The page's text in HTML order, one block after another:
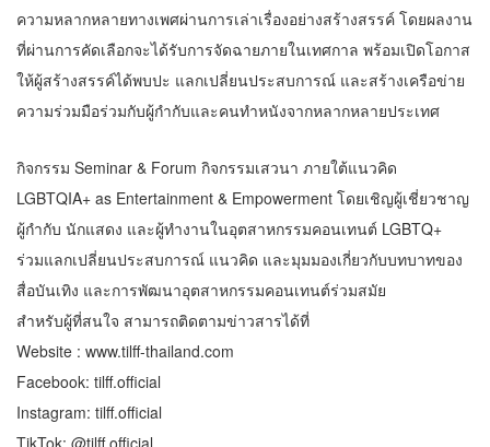
ความหลากหลายทางเพศผ่านการเล่าเรื่องอย่างสร้างสรรค์ โดยผลงาน
ที่ผ่านการคัดเลือกจะได้รับการจัดฉายภายในเทศกาล พร้อมเปิดโอกาส
ให้ผู้สร้างสรรค์ได้พบปะ แลกเปลี่ยนประสบการณ์ และสร้างเครือข่าย
ความร่วมมือร่วมกับผู้กำกับและคนทำหนังจากหลากหลายประเทศ
​กิจกรรม Seminar & Forum กิจกรรมเสวนา ภายใต้แนวคิด
LGBTQIA+ as Entertainment & Empowerment โดยเชิญผู้เชี่ยวชาญ
ผู้กำกับ นักแสดง และผู้ทำงานในอุตสาหกรรมคอนเทนต์ LGBTQ+
ร่วมแลกเปลี่ยนประสบการณ์ แนวคิด และมุมมองเกี่ยวกับบทบาทของ
สื่อบันเทิง และการพัฒนาอุตสาหกรรมคอนเทนต์ร่วมสมัย
สำหรับผู้ที่สนใจ สามารถติดตามข่าวสารได้ที่
Website : www.tilff-thailand.com
Facebook: tilff.official
Instagram: tilff.official
TikTok: @tilff.official